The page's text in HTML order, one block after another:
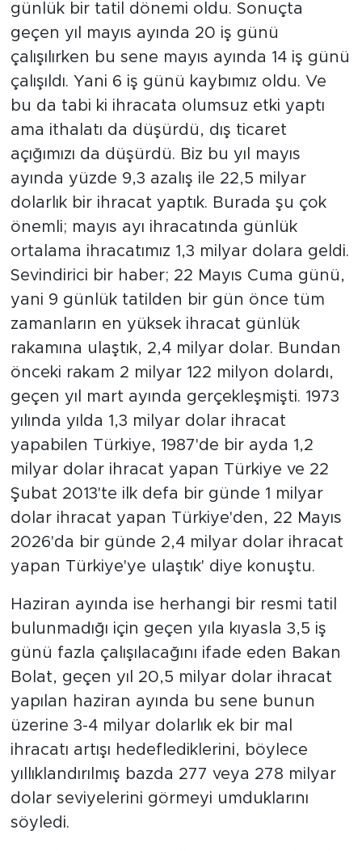
günlük bir tatil dönemi oldu. Sonuçta
geçen yıl mayıs ayında 20 iş günü
çalışılırken bu sene mayıs ayında 14 iş günü
çalışıldı. Yani 6 iş günü kaybımız oldu. Ve
bu da tabi ki ihracata olumsuz etki yaptı
ama ithalatı da düşürdü, dış ticaret
açığımızı da düşürdü. Biz bu yıl mayıs
ayında yüzde 9,3 azalış ile 22,5 milyar
dolarlık bir ihracat yaptık. Burada şu çok
önemli; mayıs ayı ihracatında günlük
ortalama ihracatımız 1,3 milyar dolara geldi.
Sevindirici bir haber; 22 Mayıs Cuma günü,
yani 9 günlük tatilden bir gün önce tüm
zamanların en yüksek ihracat günlük
rakamına ulaştık, 2,4 milyar dolar. Bundan
önceki rakam 2 milyar 122 milyon dolardı,
geçen yıl mart ayında gerçekleşmişti. 1973
yılında yılda 1,3 milyar dolar ihracat
yapabilen Türkiye, 1987'de bir ayda 1,2
milyar dolar ihracat yapan Türkiye ve 22
Şubat 2013'te ilk defa bir günde 1 milyar
dolar ihracat yapan Türkiye'den, 22 Mayıs
2026'da bir günde 2,4 milyar dolar ihracat
yapan Türkiye'ye ulaştık' diye konuştu.
Haziran ayında ise herhangi bir resmi tatil
bulunmadığı için geçen yıla kıyasla 3,5 iş
günü fazla çalışılacağını ifade eden Bakan
Bolat, geçen yıl 20,5 milyar dolar ihracat
yapılan haziran ayında bu sene bunun
üzerine 3-4 milyar dolarlık ek bir mal
ihracatı artışı hedeflediklerini, böylece
yıllıklandırılmış bazda 277 veya 278 milyar
dolar seviyelerini görmeyi umduklarını
söyledi.